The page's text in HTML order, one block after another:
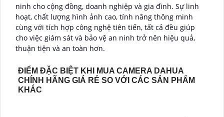
ninh cho cộng đồng, doanh nghiệp và gia đình. Sự linh
hoạt, chất lượng hình ảnh cao, tính năng thông minh
cùng với tích hợp công nghệ tiên tiến, tất cả đều giúp
cho việc giám sát và bảo vệ an ninh trở nên hiệu quả,
thuận tiện và an toàn hơn.
ĐIỂM ĐẶC BIỆT KHI MUA CAMERA DAHUA
CHÍNH HÃNG GIÁ RẺ SO VỚI CÁC SẢN PHẨM
KHÁC